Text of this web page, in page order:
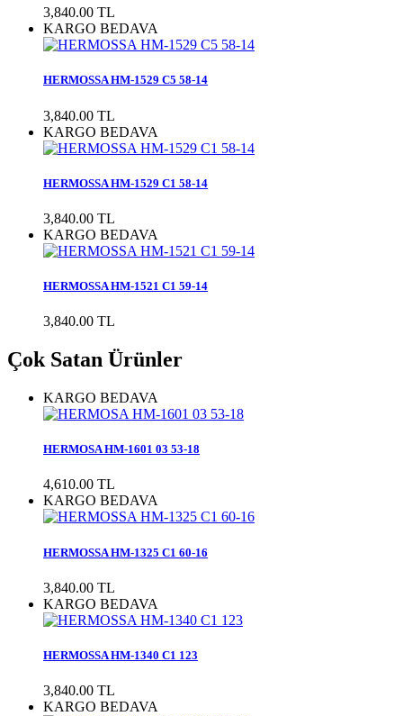
3,840.00 TL
KARGO BEDAVA
HERMOSSA HM-1529 C5 58-14
3,840.00 TL
KARGO BEDAVA
HERMOSSA HM-1529 C1 58-14
3,840.00 TL
KARGO BEDAVA
HERMOSSA HM-1521 C1 59-14
3,840.00 TL
Çok Satan Ürünler
KARGO BEDAVA
HERMOSA HM-1601 03 53-18
4,610.00 TL
KARGO BEDAVA
HERMOSSA HM-1325 C1 60-16
3,840.00 TL
KARGO BEDAVA
HERMOSSA HM-1340 C1 123
3,840.00 TL
KARGO BEDAVA